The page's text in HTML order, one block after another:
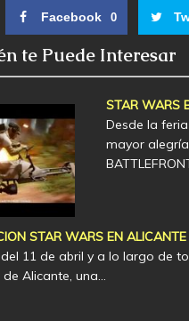
Facebook 0
te Puede Interesar
STAR WARS
Desde la
mayor
STAR WARS EN ALICANTE
11 de abril y a lo largo de
Alicante, una…